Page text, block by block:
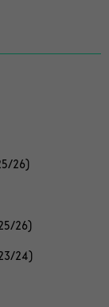
26)
26)
24)